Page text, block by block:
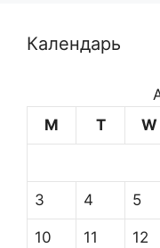
Календарь
M
T W
3 4 5
10 11 12